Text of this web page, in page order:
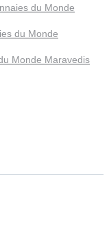
du Monde
du Monde
Monde Maravedis